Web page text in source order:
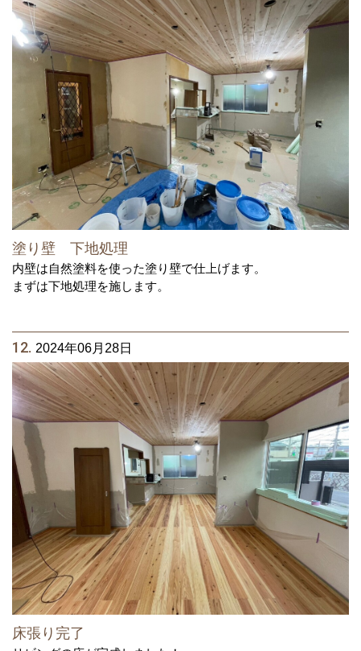
塗り壁 下地処理
内壁は自然塗料を使った塗り壁で仕上げます。
まずは下地処理を施します。
12. 2024年06月28日
床張り完了